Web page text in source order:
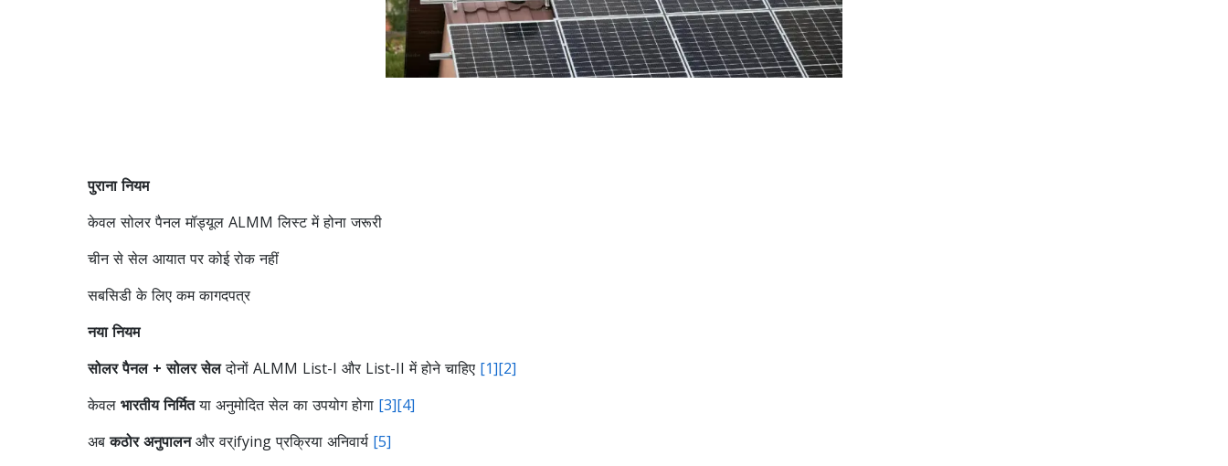
पुराना नियम
केवल सोलर पैनल मॉड्यूल ALMM लिस्ट में होना जरूरी
चीन से सेल आयात पर कोई रोक नहीं
सबसिडी के लिए कम कागदपत्र
नया नियम
सोलर पैनल + सोलर सेलदोनों ALMM List-I और List-II में होने चाहिए [1][2]
केवल भारतीय निर्मितया अनुमोदित सेल का उपयोग होगा [3][4]
अबकठोर अनुपालनऔर वर्ifying प्रक्रिया अनिवार्य [5]